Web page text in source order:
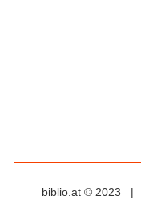
biblio.at © 2023 |